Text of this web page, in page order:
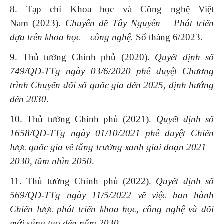
8.
Tạp chí Khoa học và Công nghệ Việt
Nam (2023). Chuyên đề Tây Nguyên – Phát triển
dựa trên khoa học – công nghệ. Số tháng 6/2023.
9. Thủ tướng Chính phủ (2020). Quyết định số
749/QĐ-TTg ngày 03/6/2020 phê duyệt Chương
trình Chuyển đổi số quốc gia đến 2025, định hướng
đến 2030.
10. Thủ tướng Chính phủ (2021). Quyết định số
1658/QĐ-TTg ngày 01/10/2021 phê duyệt Chiến
lược quốc gia về tăng trưởng xanh giai đoạn 2021 –
2030, tầm nhìn 2050.
11. Thủ tướng Chính phủ (2022). Quyết định số
569/QĐ-TTg ngày 11/5/2022 về việc ban hành
Chiến lược phát triển khoa học, công nghệ và đổi